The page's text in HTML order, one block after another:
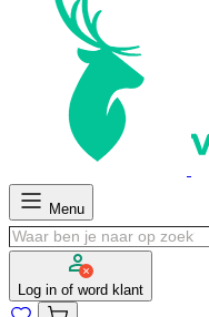
Menu
Log in of word klant